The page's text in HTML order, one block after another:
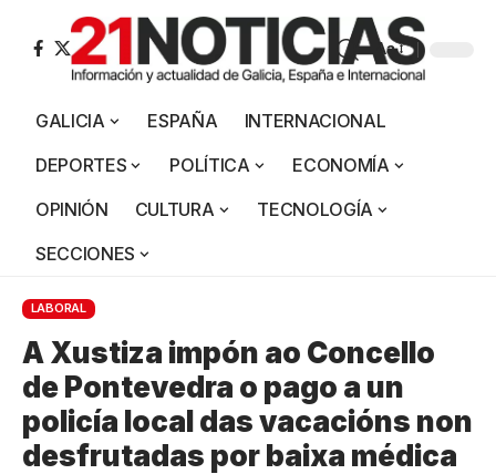
Aa
GALICIA ESPAÑA
INTERNACIONAL
DEPORTES
POLÍTICA
ECONOMÍA
OPINIÓN
CULTURA
TECNOLOGÍA
SECCIONES
LABORAL
A Xustiza impón ao Concello
de Pontevedra o pago a un
policía local das vacacións non
desfrutadas por baixa médica